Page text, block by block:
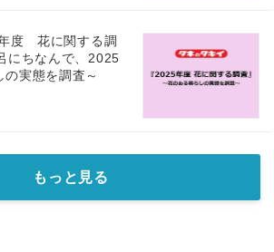
度 花に関する調
にちなんで、2025
実態を調査～
もっと見る